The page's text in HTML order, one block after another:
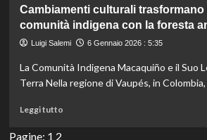
Coralli:
la
chiave
combattere
l’insicurezza
globale
Cambiamenti culturali trasformano
comunità indigena con la foresta
Luigi Salemi 6 Gennaio 2026 : 5:35
La Comunità Indigena Macaquiño e il Suo
Terra Nella regione di Vaupés, in
Leggi tuttoLeggi
Pagine: 1 2